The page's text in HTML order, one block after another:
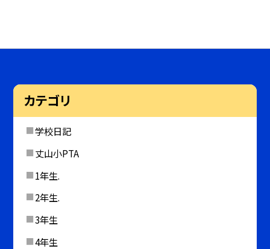
カテゴリ
学校日記
丈山小PTA
1年生.
2年生.
3年生
4年生